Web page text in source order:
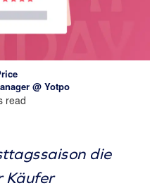
@ Yotpo
read
die
Käufer